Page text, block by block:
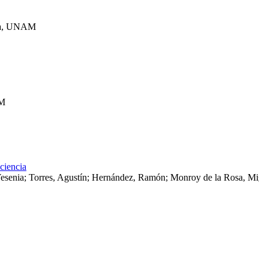
UNAM
Torres, Agustín; Hernández, Ramón; Monroy de la Rosa,